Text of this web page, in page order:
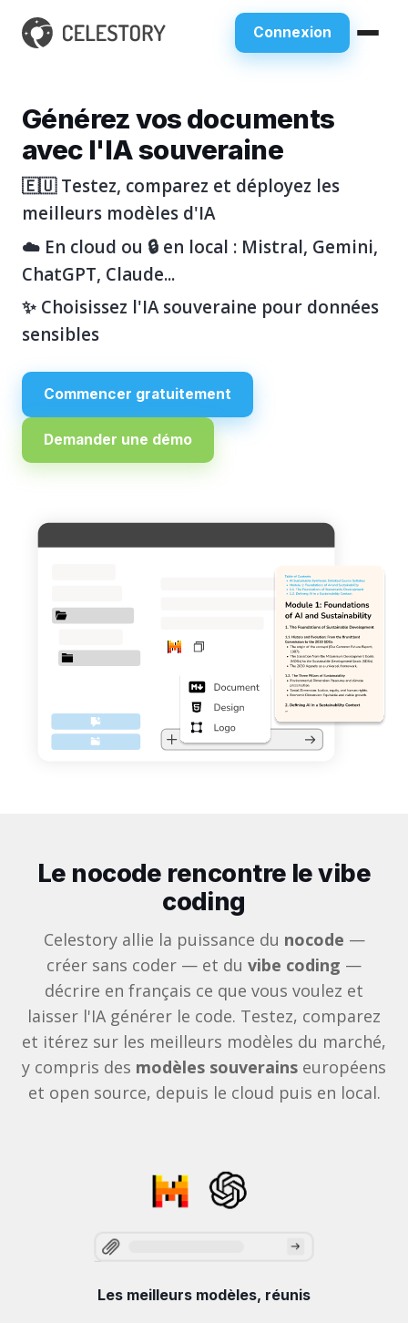
Connexion
Générez vos documents
avec l'IA souveraine
🇪🇺 Testez, comparez et déployez les
meilleurs modèles d'IA
☁️ En cloud ou 🔒 en local : Mistral, Gemini,
ChatGPT, Claude...
✨ Choisissez l'IA souveraine pour données
sensibles
Commencer gratuitement
Demander une démo
Le nocode rencontre le vibe
coding
Celestory allie la puissance du nocode —
créer sans coder — et du vibe coding —
décrire en français ce que vous voulez et
laisser l'IA générer le code. Testez, comparez
et itérez sur les meilleurs modèles du marché,
y compris des modèles souverains européens
et open source, depuis le cloud puis en local.
Les meilleurs modèles, réunis